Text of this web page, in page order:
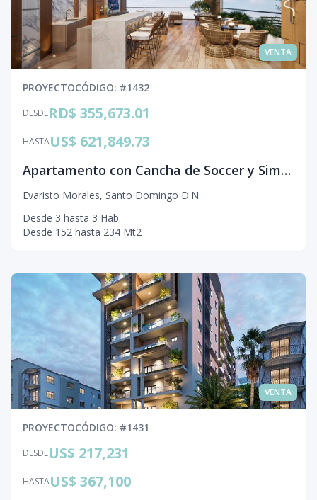
VENTA
PROYECTOCÓDIGO: #1432
DESDERD$ 355,673.01
HASTAUS$ 621,849.73
Apartamento con Cancha de Soccer y Simulador de Golf en Evaristo Morales
Evaristo Morales, Santo Domingo D.N.
Desde 3 hasta 3 Hab.
Desde 152 hasta 234 Mt2
VENTA
PROYECTOCÓDIGO: #1431
DESDEUS$ 217,231
HASTAUS$ 367,100